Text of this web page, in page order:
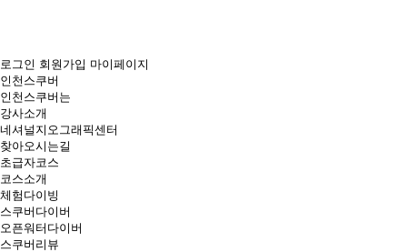
로그인 회원가입 마이페이지
인천스쿠버
인천스쿠버는
강사소개
네셔널지오그래픽센터
찾아오시는길
초급자코스
코스소개
체험다이빙
스쿠버다이버
오픈워터다이버
스쿠버리뷰